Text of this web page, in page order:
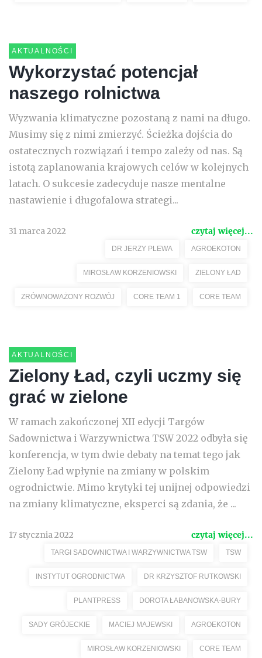
AKTUALNOŚCI
Wykorzystać potencjał
naszego rolnictwa
Wyzwania klimatyczne pozostaną z nami na długo.
Musimy się z nimi zmierzyć. Ścieżka dojścia do
ostatecznych rozwiązań i tempo zależy od nas. Są
istotą zaplanowania krajowych celów w kolejnych
latach. O sukcesie zadecyduje nasze mentalne
nastawienie i długofalowa strategi...
31 marca 2022 czytaj więcej...
DR JERZY PLEWA AGROEKOTON
MIROSŁAW KORZENIOWSKI ZIELONY ŁAD
ZRÓWNOWAŻONY ROZWÓJ CORE TEAM 1 CORE TEAM
AKTUALNOŚCI
Zielony Ład, czyli uczmy się
grać w zielone
W ramach zakończonej XII edycji Targów
Sadownictwa i Warzywnictwa TSW 2022 odbyła się
konferencja, w tym dwie debaty na temat tego jak
Zielony Ład wpłynie na zmiany w polskim
ogrodnictwie. Mimo krytyki tej unijnej odpowiedzi
na zmiany klimatyczne, eksperci są zdania, że ...
17 stycznia 2022 czytaj więcej...
TARGI SADOWNICTWA I WARZYWNICTWA TSW TSW
INSTYTUT OGRODNICTWA DR KRZYSZTOF RUTKOWSKI
PLANTPRESS DOROTA ŁABANOWSKA-BURY
SADY GRÓJECKIE MACIEJ MAJEWSKI AGROEKOTON
MIROSŁAW KORZENIOWSKI CORE TEAM